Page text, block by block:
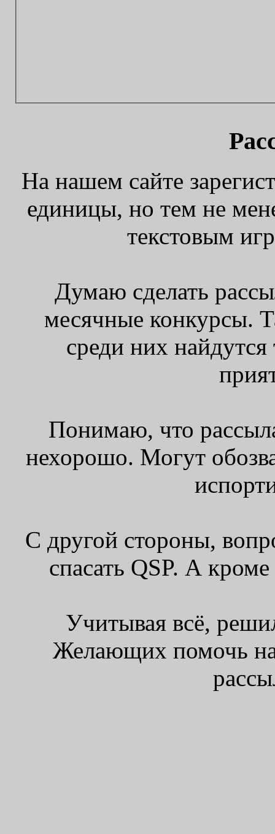
На нашем сайте
единицы, но тем не
текстовым
Думаю сделать
месячные конкурсы.
среди них
Понимаю, что
нехорошо. Могут
С другой стороны,
спасать QSP. А
Учитывая всё,
Желающих помочь на